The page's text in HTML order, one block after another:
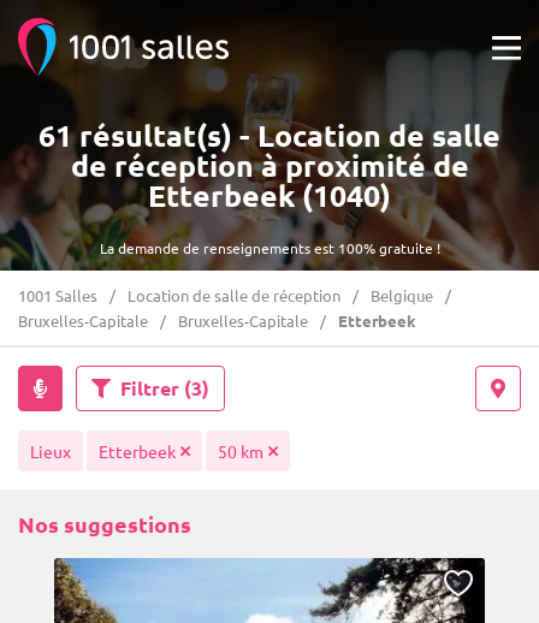
La demande de renseignements est 100% gratuite !
61 résultat(s) - Location de salle
de réception à proximité de
Etterbeek (1040)
1001 Salles Location de salle de réception
Belgique
Bruxelles-Capitale
Bruxelles-Capitale Etterbeek
Filtrer (3)
Lieux Etterbeek 50 km
Nos suggestions